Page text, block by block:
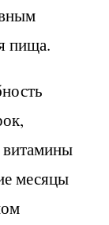
пища.
витамины
месяцы